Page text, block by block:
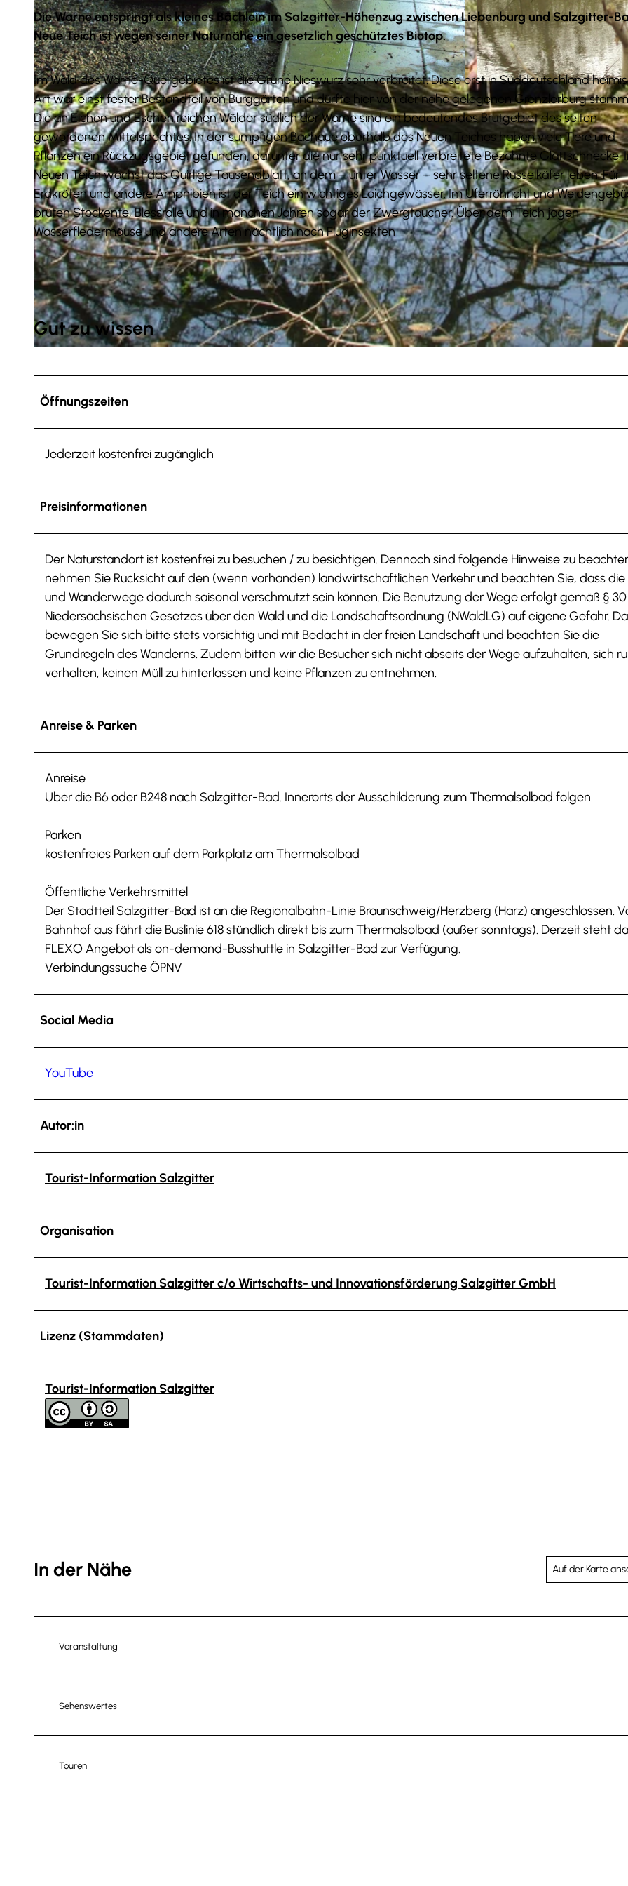
© Tourist-Information Salzgitter |CC-BY © Tourist-Information Salzgitter c/o Wirtschafts- und
Die Warne entspringt als kleines Bächlein im Salzgitter-Höhenzug zwischen Liebenburg und Salzgitter-
Neue Teich ist wegen seiner Naturnähe ein gesetzlich geschütztes Biotop.
Im Wald des Warne-Quellgebietes ist die Grüne Nieswurz sehr verbreitet. Diese erst in Süddeutschland
Art war einst fester Bestandteil von Burggärten und dürfte hier von der nahe gelegenen Grenzlerburg
Die an Eichen und Eschen reichen Wälder südlich der Warne sind ein bedeutendes Brutgebiet des selten
gewordenen Mittelspechtes. In der sumpfigen Bachaue oberhalb des Neuen Teiches haben viele Tiere und
Pflanzen ein Rückzugsgebiet gefunden, darunter die nur sehr punktuell verbreitete Bezahnte Glattschnecke.
Neuen Teich wächst das Quirlige Tausendblatt, an dem – unter Wasser – sehr seltene Rüsselkäfer leben. Für
Erdkröten und andere Amphibien ist der Teich ein wichtiges Laichgewässer. Im Uferröhricht und
brüten Stockente, Blessralle und in manchen Jahren sogar der Zwergtaucher. Über dem Teich jagen
Wasserfledermäuse und andere Arten nächtlich nach Fluginsekten
Gut zu wissen
Öffnungszeiten
Jederzeit kostenfrei zugänglich
Preisinformationen
Der Naturstandort ist kostenfrei zu besuchen / zu besichtigen. Dennoch sind folgende Hinweise zu
nehmen Sie Rücksicht auf den (wenn vorhanden) landwirtschaftlichen Verkehr und beachten Sie, dass die
und Wanderwege dadurch saisonal verschmutzt sein können. Die Benutzung der Wege erfolgt gemäß §
Niedersächsischen Gesetzes über den Wald und die Landschaftsordnung (NWaldLG) auf eigene Gefahr.
bewegen Sie sich bitte stets vorsichtig und mit Bedacht in der freien Landschaft und beachten Sie die
Grundregeln des Wanderns. Zudem bitten wir die Besucher sich nicht abseits der Wege aufzuhalten, sich
verhalten, keinen Müll zu hinterlassen und keine Pflanzen zu entnehmen.
Anreise & Parken
Anreise
Über die B6 oder B248 nach Salzgitter-Bad. Innerorts der Ausschilderung zum Thermalsolbad folgen.
Parken
kostenfreies Parken auf dem Parkplatz am Thermalsolbad
Öffentliche Verkehrsmittel
Der Stadtteil Salzgitter-Bad ist an die Regionalbahn-Linie Braunschweig/Herzberg (Harz) angeschlossen.
Bahnhof aus fährt die Buslinie 618 stündlich direkt bis zum Thermalsolbad (außer sonntags). Derzeit steht
FLEXO Angebot als on-demand-Busshuttle in Salzgitter-Bad zur Verfügung.
Verbindungssuche ÖPNV
Social Media
YouTube
Autor:in
Tourist-Information Salzgitter
Organisation
Tourist-Information Salzgitter c/o Wirtschafts- und Innovationsförderung Salzgitter GmbH
Lizenz (Stammdaten)
Tourist-Information Salzgitter
In der Nähe Auf der Karte
Veranstaltung
Sehenswertes
Touren